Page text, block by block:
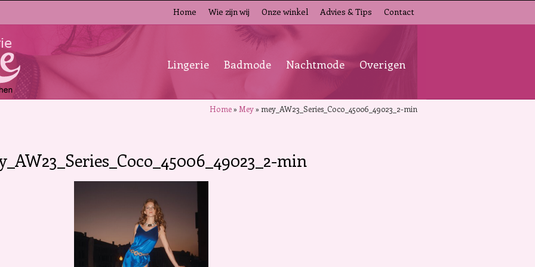
Home Wie zijn wij Onze winkel Advies & Tips Contact
Lingerie Badmode Nachtmode Overigen
Home» Mey» mey_AW23_Series_Coco_45006_49023_2-min
min